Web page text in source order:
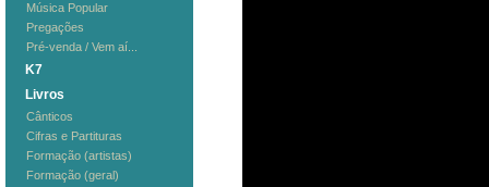
Música Popular
Pregações
Pré-venda / Vem aí...
K7
Livros
Cânticos
Cifras e Partituras
Formação (artistas)
Formação (geral)